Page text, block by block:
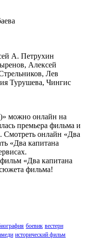
А. Петрухин
Алексей
Лев
Турушева, Чингис
можно онлайн на
премьера фильма и
Смотреть онлайн «Два
«Два капитана
«Два капитана
фильма!
боевик вестерн
исторический фильм